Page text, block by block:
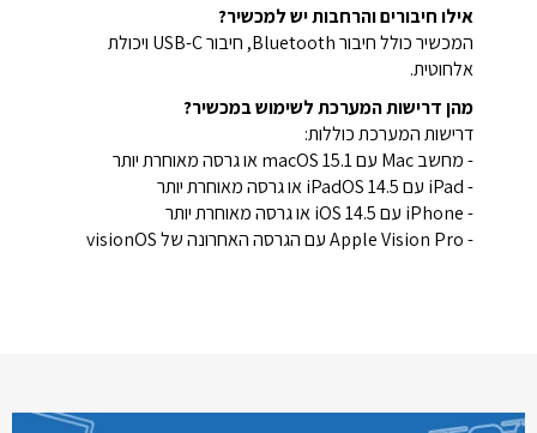
אילו חיבורים והרחבות יש למכשיר?
המכשיר כולל חיבור Bluetooth, חיבור USB-C ויכולת
אלחוטית.
מהן דרישות המערכת לשימוש במכשיר?
דרישות המערכת כוללות:
- מחשב Mac עם macOS 15.1 או גרסה מאוחרת יותר
- iPad עם iPadOS 14.5 או גרסה מאוחרת יותר
- iPhone עם iOS 14.5 או גרסה מאוחרת יותר
- Apple Vision Pro עם הגרסה האחרונה של visionOS